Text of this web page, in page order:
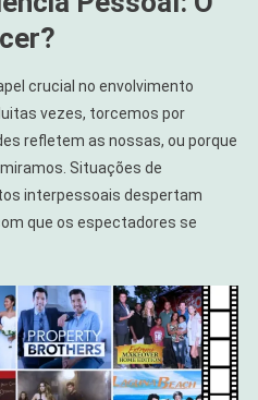
crucial no envolvimento
vezes, torcemos por
refletem as nossas, ou porque
Situações de
interpessoais despertam
que os espectadores se